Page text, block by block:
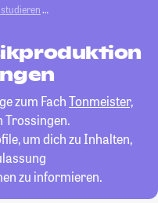
zum FachTonmeister,
Trossingen.
um dich zu Inhalten,
zu informieren.